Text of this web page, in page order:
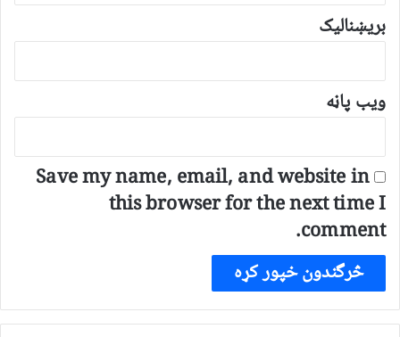
بریښنالیک
ویب پاڼه
Save my name, email, and website in
this browser for the next time I
comment.